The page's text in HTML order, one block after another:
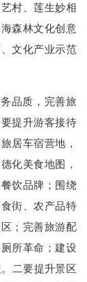
村、莲生妙相
森林文化创意
文化产业示范
品质，完善旅
提升游客接待
居车宿营地，
化美食地图，
饮品牌；围绕
街、农产品特
；完善旅游配
所革命；建设
二要提升景区